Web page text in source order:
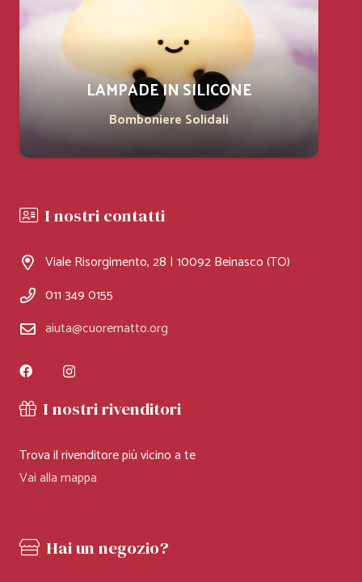
LAMPADE IN SILICONE
Bomboniere Solidali
I nostri contatti
Viale Risorgimento, 28 | 10092 Beinasco (TO)
011 349 0155
aiuta@cuorematto.org
I nostri rivenditori
Trova il rivenditore più vicino a te
Vai alla mappa
Hai un negozio?